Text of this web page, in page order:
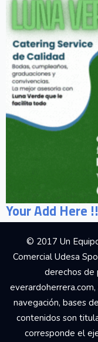
Your Add Here !!
© 2017 Un
Comercial Udesa
derechos
navegación, bases
contenidos son
corresponde el